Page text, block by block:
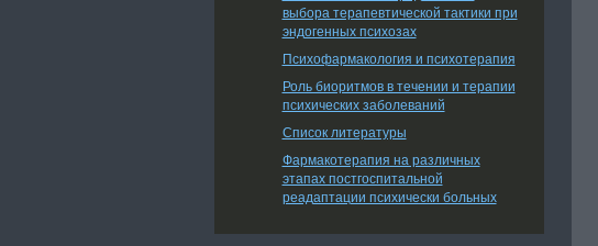
выбора терапевтической тактики при
эндогенных психозах
Психофармакология и психотерапия
Роль биоритмов в течении и терапии
психических заболеваний
Список литературы
Фармакотерапия на различных
этапах постгоспитальной
реадаптации психически больных